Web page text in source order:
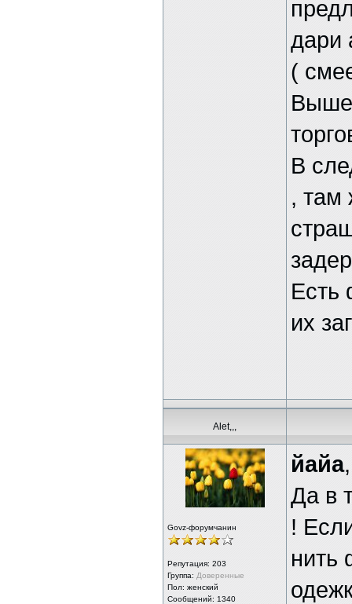
дари
(
В
, там
Есть
их
Alet,,,
Govz-форумчанин
Репутация: 203
Группа: Доверенные
Пол: женский
Сообщений: 1340
йайа,
Да в
!
нить